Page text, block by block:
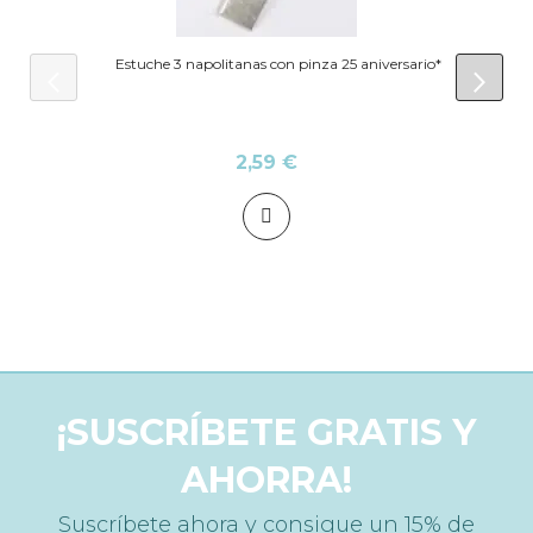
Estuche 3 napolitanas con pinza 25 aniversario*
2,59 €
¡SUSCRÍBETE GRATIS Y
AHORRA!
Suscríbete ahora y consigue un 15% de